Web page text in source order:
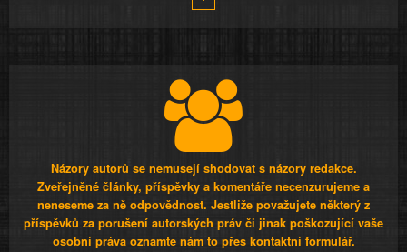
Názory autorů se nemusejí shodovat s názory redakce.
Zveřejněné články, příspěvky a komentáře necenzurujeme a
neneseme za ně odpovědnost. Jestliže považujete některý z
příspěvků za porušení autorských práv či jinak poškozující vaše
osobní práva oznamte nám to přes kontaktní formulář.